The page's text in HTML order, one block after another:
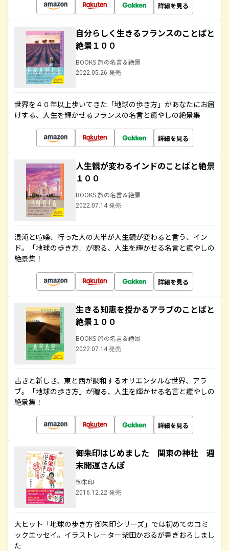
詳細を見る
自分らしく生きるフランスのことばと
絶景１００
BOOKS 旅の名言＆絶景
2022.05.26 発売
世界を４０年以上歩いてきた「地球の歩き方」があなたにお届
けする、人生を輝かせるフランスの名言と癒やしの絶景集
詳細を見る
人生観が変わるインドのことばと絶景
１００
BOOKS 旅の名言＆絶景
2022.07.14 発売
混沌と喧噪、行った人の大半が人生観が変わると言う、イン
ド。「地球の歩き方」が贈る、人生を輝かせる名言と癒やしの
絶景集！
詳細を見る
生きる知恵を授かるアラブのことばと
絶景１００
BOOKS 旅の名言＆絶景
2022.07.14 発売
古きと新しき、東と西が調和するオリエンタルな世界、アラ
ブ。「地球の歩き方」が贈る、人生を輝かせる名言と癒やしの
絶景集！
詳細を見る
御朱印はじめました 関東の神社 週
末開運さんぽ
御朱印
2016.12.22 発売
大ヒット「地球の歩き方 御朱印シリーズ」では初めてのコミ
ックエッセイ。イラストレーター柴田かおるが書きおろしまし
た